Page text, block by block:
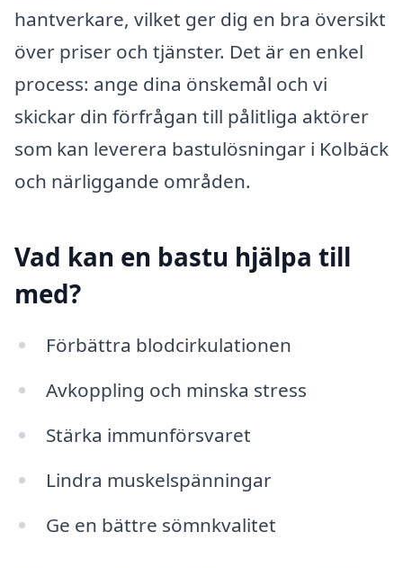
hantverkare, vilket ger dig en bra översikt
över priser och tjänster. Det är en enkel
process: ange dina önskemål och vi
skickar din förfrågan till pålitliga aktörer
som kan leverera bastulösningar i Kolbäck
och närliggande områden.
Vad kan en bastu hjälpa till
med?
Förbättra blodcirkulationen
Avkoppling och minska stress
Stärka immunförsvaret
Lindra muskelspänningar
Ge en bättre sömnkvalitet